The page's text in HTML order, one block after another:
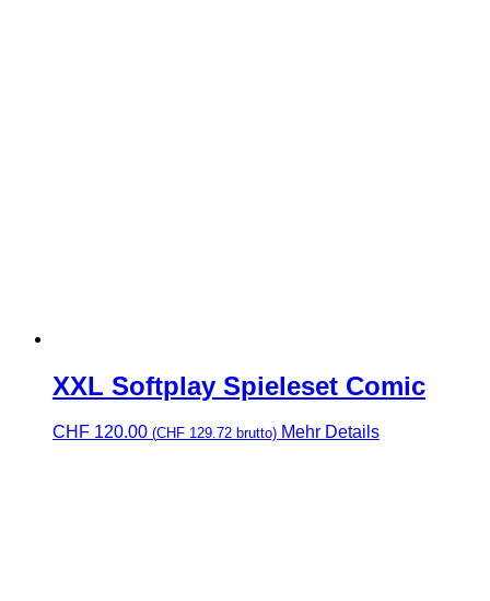
XXL Softplay Spieleset Comic
CHF 120.00 (CHF 129.72 brutto) Mehr Details